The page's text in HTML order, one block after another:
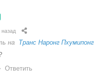
назад
на Транс Наронг Пхумипонг
Ответить